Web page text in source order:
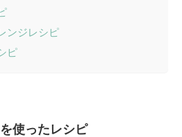
ンジレシピ
ピ
使ったレシピ